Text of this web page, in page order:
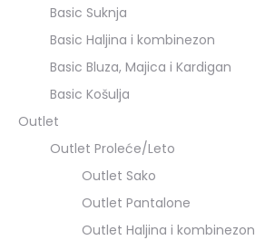
Basic Suknja
Basic Haljina i kombinezon
Basic Bluza, Majica i Kardigan
Basic Košulja
Outlet
Outlet Proleće/Leto
Outlet Sako
Outlet Pantalone
Outlet Haljina i kombinezon